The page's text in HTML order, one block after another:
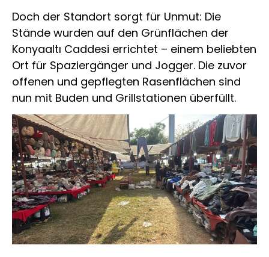
Doch der Standort sorgt für Unmut: Die
Stände wurden auf den Grünflächen der
Konyaaltı Caddesi errichtet – einem beliebten
Ort für Spaziergänger und Jogger. Die zuvor
offenen und gepflegten Rasenflächen sind
nun mit Buden und Grillstationen überfüllt.